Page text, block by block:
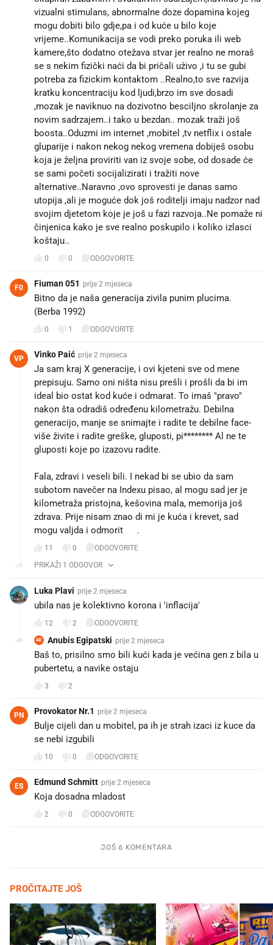
vizualni stimulans, abnormalne doze dopamina kojeg
mogu dobiti bilo gdje,pa i od kuće u bilo koje
vrijeme..Komunikacija se vodi preko poruka ili web
kamere,što dodatno otežava stvar jer realno ne moraš
se s nekim fizički naći da bi pričali uživo ,i tu se gubi
potreba za fizickim kontaktom ..Realno,to sve razvija
kratku koncentraciju kod ljudi,brzo im sve dosadi
,mozak je naviknuo na dozivotno besciljno skrolanje za
novim sadrzajem..i tako u bezdan.. mozak traži još
boosta..Oduzmi im internet ,mobitel ,tv netflix i ostale
gluparije i nakon nekog nekog vremena dobiješ osobu
koja je željna proviriti van iz svoje sobe, od dosade će
se sami početi socijalizirati i tražiti nove
alternative..Naravno ,ovo sprovesti je danas samo
utopija ,ali je moguće dok još roditelji imaju nadzor nad
svojim djetetom koje je još u fazi razvoja..Ne pomaže ni
činjenica kako je sve realno poskupilo i koliko izlasci
koštaju..
0 0 ODGOVORITE
F0 Fiuman 051 prije 2 mjeseca
Bitno da je naša generacija zivila punim plucima.
(Berba 1992)
0 1 ODGOVORITE
VP Vinko Paić prije 2 mjeseca
Ja sam kraj X generacije, i ovi kjeteni sve od mene
prepisuju. Samo oni ništa nisu prešli i prošli da bi im
ideal bio ostat kod kuće i odmarat. To imaš "pravo"
nakon šta odradiš određenu kilometražu. Debilna
generacijo, manje se snimajte i radite te debilne face-
više živite i radite greške, gluposti, pi******** Al ne te
gluposti koje po izazovu radite.
Fala, zdravi i veseli bili. I nekad bi se ubio da sam
subotom navečer na Indexu pisao, al mogu sad jer je
kilometraža pristojna, kešovina mala, memorija još
zdrava. Prije nisam znao di mi je kuća i krevet, sad
mogu valjda i odmorit 😁.
11 0
ODGOVORITE
PRIKAŽI 1 ODGOVOR
Luka Plavi prije 2 mjeseca
ubila nas je kolektivno korona i 'inflacija'
12 2 ODGOVORITE
AE Anubis Egipatski prije 2 mjeseca
Baš to, prisilno smo bili kući kada je većina gen z bila u
pubertetu, a navike ostaju
3 2
PN Provokator Nr.1 prije 2 mjeseca
Bulje cijeli dan u mobitel, pa ih je strah izaci iz kuce da
se nebi izgubili 😂😂
10 0 ODGOVORITE
ES Edmund Schmitt prije 2 mjeseca
Koja dosadna mladost
2 0 ODGOVORITE
JOŠ 6 KOMENTARA
PROČITAJTE JOŠ